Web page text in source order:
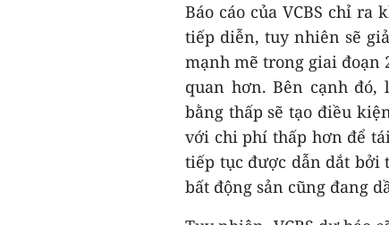
Báo cáo của VCBS chỉ
tiếp diễn, tuy nhiên sẽ
mạnh mẽ trong giai đoạn
quan hơn. Bên cạnh
bằng thấp sẽ tạo điều
với chi phí thấp hơn để
tiếp tục được dẫn dắt bởi
bất động sản cũng đang